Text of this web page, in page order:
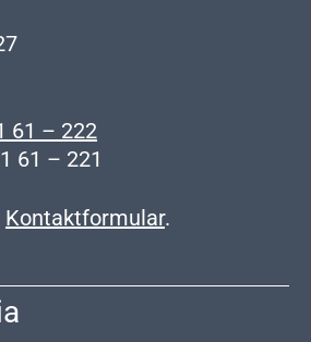
61 – 222
61 – 221
Kontaktformular.